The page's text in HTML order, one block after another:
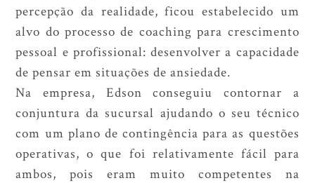
percepção da realidade, ficou estabelecido um
alvo do processo de coaching para crescimento
pessoal e profissional: desenvolver a capacidade
de pensar em situações de ansiedade.
Na empresa, Edson conseguiu contornar a
conjuntura da sucursal ajudando o seu técnico
com um plano de contingência para as questões
operativas, o que foi relativamente fácil para
ambos, pois eram muito competentes na